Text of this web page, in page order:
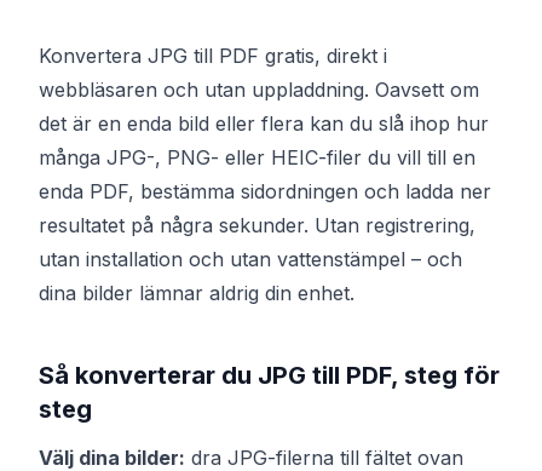
Konvertera JPG till PDF gratis, direkt i
webbläsaren och utan uppladdning. Oavsett om
det är en enda bild eller flera kan du slå ihop hur
många JPG-, PNG- eller HEIC-filer du vill till en
enda PDF, bestämma sidordningen och ladda ner
resultatet på några sekunder. Utan registrering,
utan installation och utan vattenstämpel – och
dina bilder lämnar aldrig din enhet.
Så konverterar du JPG till PDF, steg för
steg
Välj dina bilder: dra JPG-filerna till fältet ovan